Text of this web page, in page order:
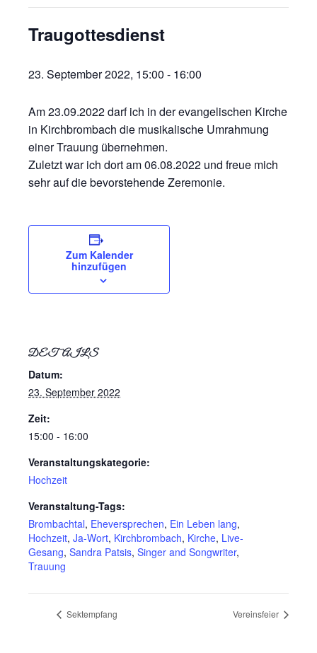
Traugottesdienst
23. September 2022, 15:00 - 16:00
Am 23.09.2022 darf ich in der evangelischen Kirche
in Kirchbrombach die musikalische Umrahmung
einer Trauung übernehmen.
Zuletzt war ich dort am 06.08.2022 und freue mich
sehr auf die bevorstehende Zeremonie.
Zum Kalender
hinzufügen
DETAILS
Datum:
23. September 2022
Zeit:
15:00 - 16:00
Veranstaltungskategorie:
Hochzeit
Veranstaltung-Tags:
Brombachtal, Eheversprechen, Ein Leben lang,
Hochzeit, Ja-Wort, Kirchbrombach, Kirche, Live-
Gesang, Sandra Patsis, Singer and Songwriter,
Trauung
Sektempfang Vereinsfeier